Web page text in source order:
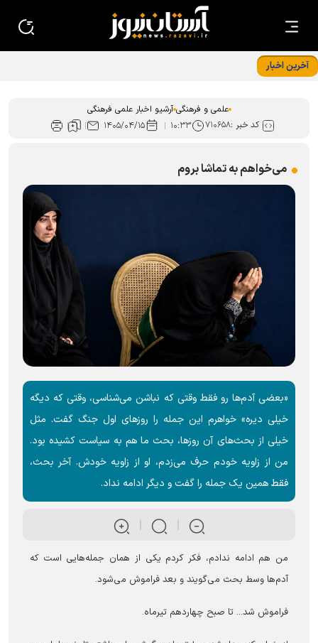
آخرین اخبار
علمی و فرهنگی آرشیو اخبار علمی فرهنگی
کد خبر :۷۱۰۶۵۸ ۱۰:۳۳ ۱۴۰۵/۰۴/۱۵
‌می‌خواهم به تماشا بروم
«بعضی آدم‌ها رو فقط وقتی که نباشن می‌شناسی، وقتی که دیگه
خیلی دیره» خواهرم این جمله را روز‌های اول جنگ گفت. مثل
خیلی از بحث‌های آن روزها، بحث ما هم به سیاست کشیده بود.
من از زاویه خودم حرف می‌زدم، او از زاویه خودش. آخر بحث،
فقط همین یک جمله را گفت و دیگر ادامه نداد.
من هم ادامه ندادم، فکر کردم یکی از همان جمله‌هایی است که
آدم‌ها وسط بحث می‌گویند و بعد فراموش می‌شود.
فراموش شد... تا صبح چهاردهم تیرماه.